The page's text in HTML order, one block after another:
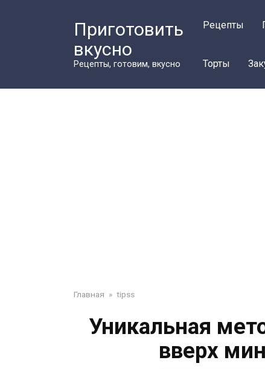
Приготовить
вкусно
Рецепты, готовим, вкусно
Рецепты
Торты
Главная » tipss
Уникальная
вверх